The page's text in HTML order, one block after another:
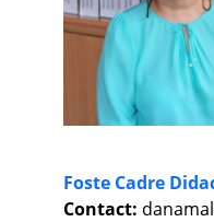
Foste Cadre
Contact: